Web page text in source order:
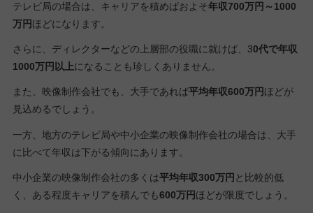
テレビ局の場合は、キャリアを積めばおよそ年収700万円～1000
万円ほどになります。
さらに、ディレクターなどの上層部の役職に就けば、30代で年収
1000万円以上になることも珍しくありません。
また、映像制作会社でも、大手であれば平均年収600万円ほどが
見込めるでしょう。
一方、地方のテレビ局や中小企業の映像制作会社の場合は、大手
に比べて年収は下がる傾向にあります。
中小企業の映像制作会社の多くは平均年収300万円 と比較的低
く、ある程度キャリアを積んでも600万円ほどが限度でしょう。